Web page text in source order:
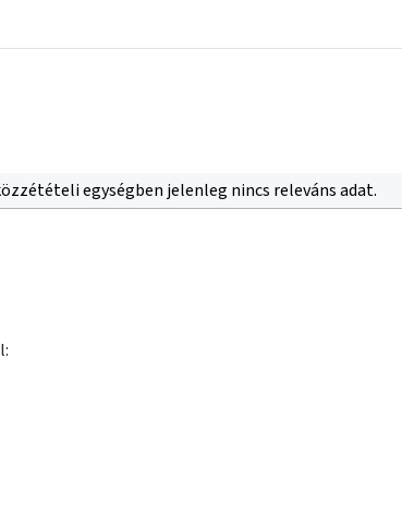
egységben jelenleg nincs releváns adat.